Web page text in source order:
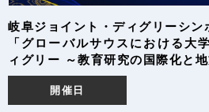
岐阜ジョイント・ディグリーシン
「グローバルサウスにおける大
ィグリー ～教育研究の国際化と
開催日